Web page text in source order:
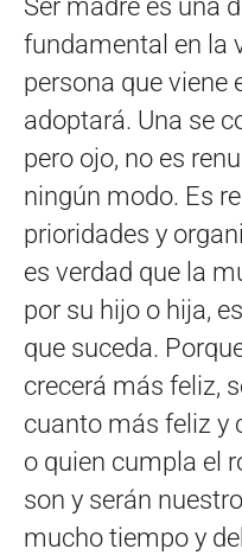
Ser madre es una
fundamental en la
persona que viene
adoptará. Una se
pero ojo, no es
ningún modo. Es
prioridades y
es verdad que la
por su hijo o hija,
que suceda.
crecerá más feliz,
cuanto más feliz y
o quien cumpla el
son y serán
mucho tiempo y